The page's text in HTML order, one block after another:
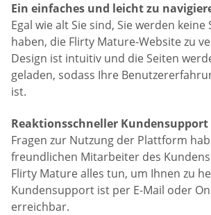
Ein einfaches und leicht zu
Egal wie alt Sie sind, Sie werden
haben, die Flirty Mature-Website zu
Design ist intuitiv und die Seiten
geladen, sodass Ihre
ist.
Reaktionsschneller Kundensupport
Fragen zur Nutzung der Plattform
freundlichen Mitarbeiter des
Flirty Mature alles tun, um Ihnen zu
Kundensupport ist per E-Mail oder
erreichbar.